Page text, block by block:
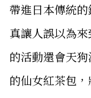
帶進日本傳統
真讓人誤以為
的活動還會天
的仙女紅茶包